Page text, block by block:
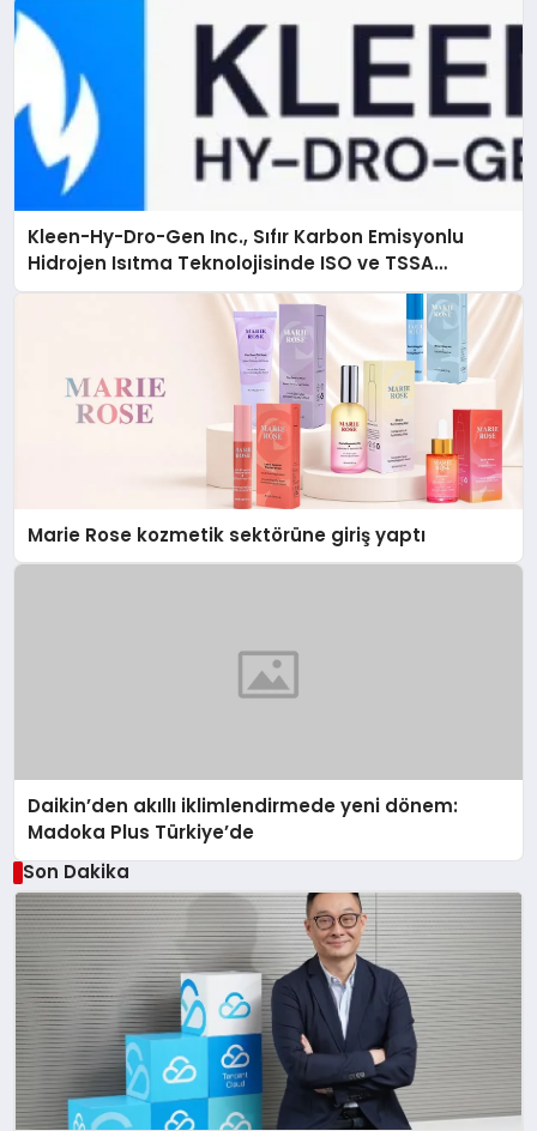
Kleen-Hy-Dro-Gen Inc., Sıfır Karbon Emisyonlu
Hidrojen Isıtma Teknolojisinde ISO ve TSSA
Düzenleyici Onaylarını Aldı
Marie Rose kozmetik sektörüne giriş yaptı
Daikin’den akıllı iklimlendirmede yeni dönem:
Madoka Plus Türkiye’de
Son Dakika